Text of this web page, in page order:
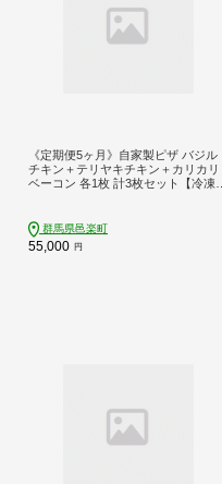
《定期便5ヶ月》自家製ピザ バジル
チキン＋テリヤキチキン＋カリカリ
ベーコン 各1枚 計3枚セット【冷凍】
群馬県邑楽町
55,000 円